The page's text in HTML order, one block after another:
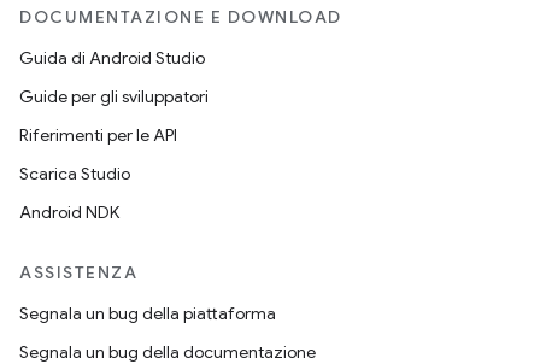
DOCUMENTAZIONE E DOWNLOAD
Guida di Android Studio
Guide per gli sviluppatori
Riferimenti per le API
Scarica Studio
Android NDK
ASSISTENZA
Segnala un bug della piattaforma
Segnala un bug della documentazione